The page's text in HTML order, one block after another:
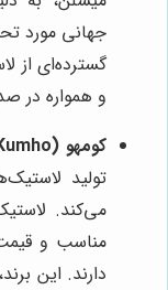
جهانی مورد
گسترده‌ای از
و همواره در
کومهو (Kumho):
تولید
می‌کند.
مناسب و قیمت
دارند. این